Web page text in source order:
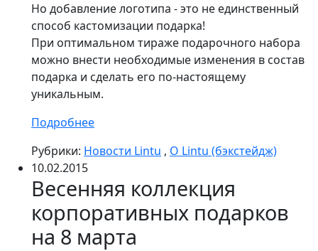
Но добавление логотипа - это не единственный
способ кастомизации подарка!
При оптимальном тираже подарочного набора
можно внести необходимые изменения в состав
подарка и сделать его по-настоящему
уникальным.
Подробнее
Рубрики: Новости Lintu , О Lintu (бэкстейдж)
10.02.2015
Весенняя коллекция
корпоративных подарков
на 8 марта